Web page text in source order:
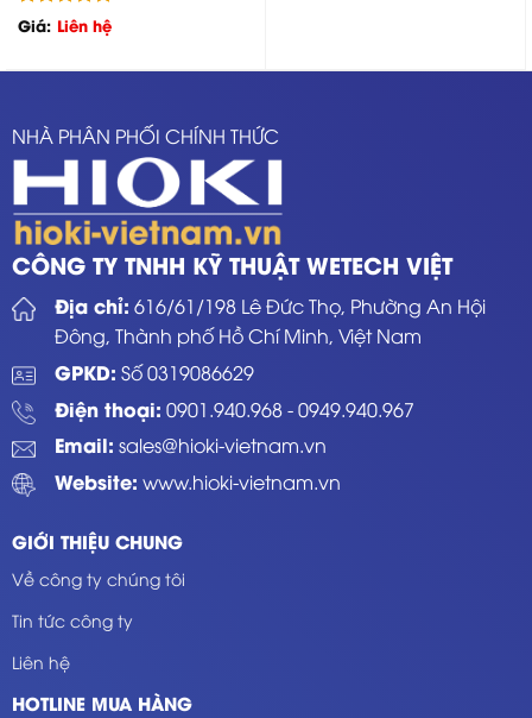
Được xếp
Giá: Liên hệ
NHÀ PHÂN PHỐI CHÍNH THỨC
CÔNG TY TNHH KỸ THUẬT WETECH VIỆT
Địa chỉ: 616/61/198 Lê Đức Thọ, Phường An Hội
Đông, Thành phố Hồ Chí Minh, Việt Nam
GPKD: Số 0319086629
Điện thoại: 0901.940.968-0949.940.967
Email: sales@hioki-vietnam.vn
Website: www.hioki-vietnam.vn
GIỚI THIỆU CHUNG
Về công ty chúng tôi
Tin tức công ty
Liên hệ
HOTLINE MUA HÀNG